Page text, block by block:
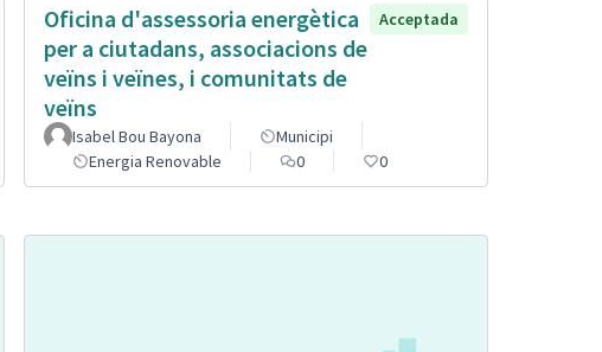
Oficina d'assessoria energètica
per a ciutadans, associacions de
veïns i veïnes, i comunitats de
veïns
Acceptada
Isabel Bou Bayona
Municipi
Energia Renovable
0 0